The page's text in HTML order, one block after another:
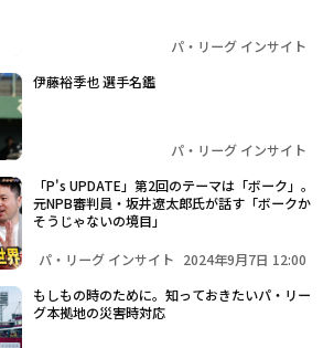
パ・リーグ インサイト
伊藤裕季也 選手名鑑
パ・リーグ インサイト
「P's UPDATE」第2回のテーマは「ボーク」。
元NPB審判員・坂井遼太郎氏が話す「ボークか
そうじゃないの境目」
パ・リーグ インサイト 2024年9月7日 12:00
もしもの時のために。知っておきたいパ・リー
グ本拠地の災害時対応